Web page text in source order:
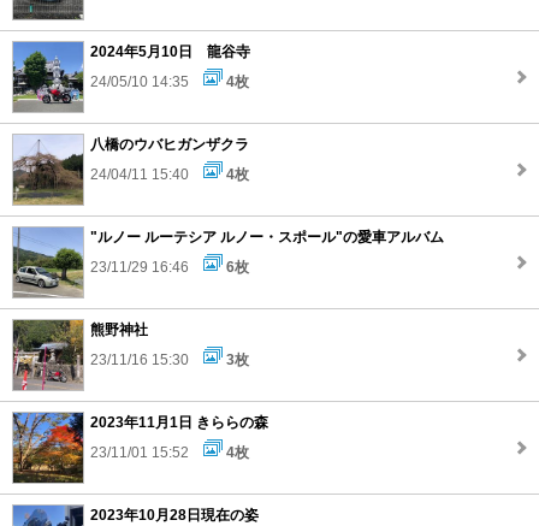
2024年5月10日 龍谷寺
24/05/10 14:35
4枚
八橋のウバヒガンザクラ
24/04/11 15:40
4枚
"ルノー ルーテシア ルノー・スポール"の愛車アルバム
23/11/29 16:46
6枚
熊野神社
23/11/16 15:30
3枚
2023年11月1日 きららの森
23/11/01 15:52
4枚
2023年10月28日現在の姿